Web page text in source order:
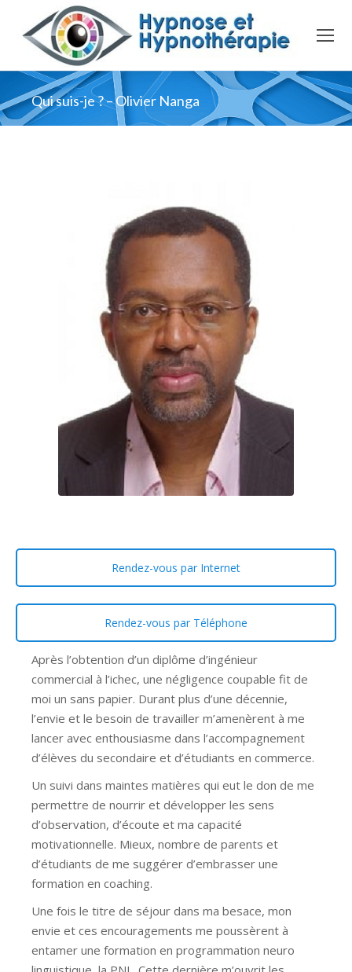
Qui suis-je ? – Olivier Nanga
Après l’obtention d’un diplôme d’ingénieur
commercial à l’ichec, une négligence coupable fit de
moi un sans papier. Durant plus d’une décennie,
l’envie et le besoin de travailler m’amenèrent à me
lancer avec enthousiasme dans l’accompagnement
d’élèves du secondaire et d’étudiants en commerce.
Un suivi dans maintes matières qui eut le don de me
permettre de nourrir et développer les sens
d’observation, d’écoute et ma capacité
motivationnelle. Mieux, nombre de parents et
d’étudiants de me suggérer d’embrasser une
formation en coaching.
Une fois le titre de séjour dans ma besace, mon
envie et ces encouragements me poussèrent à
entamer une formation en programmation neuro
Rendez-vous par Internet
Rendez-vous par Téléphone